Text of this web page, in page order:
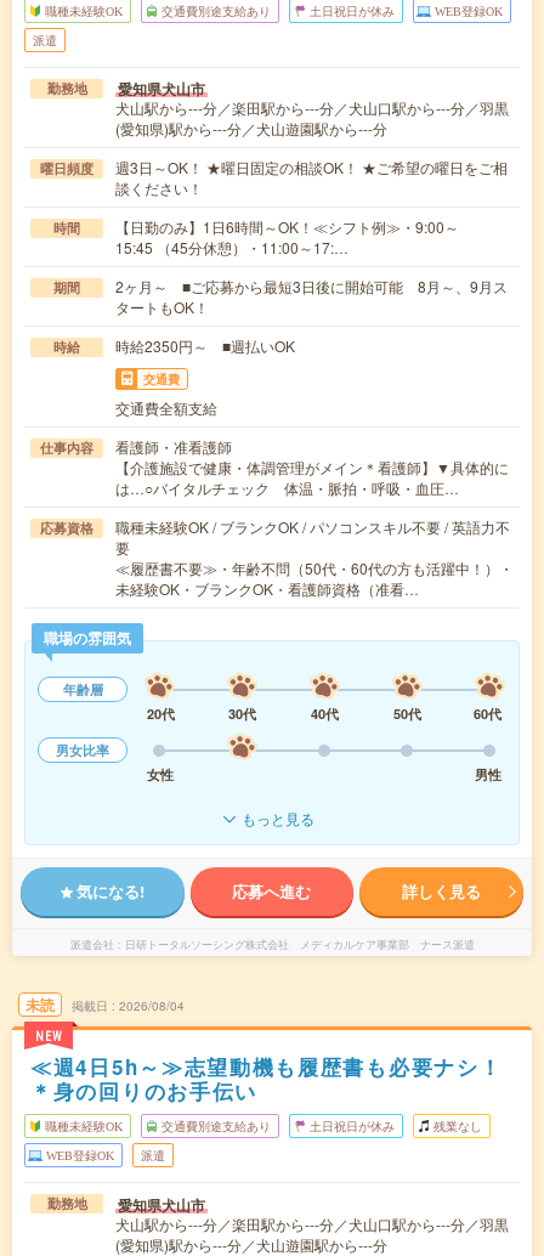
職種未経験OK 交通費別途支給あり 土日祝日が休み WEB登録OK
派遣
勤務地 愛知県犬山市
犬山駅から---分／楽田駅から---分／犬山口駅から---分／羽黒
(愛知県)駅から---分／犬山遊園駅から---分
曜日頻度
週3日～OK！ ★曜日固定の相談OK！ ★ご希望の曜日をご相
談ください！
時間
【日勤のみ】1日6時間～OK！≪シフト例≫・9:00～
15:45 （45分休憩）・11:00～17:…
期間
2ヶ月～ ■ご応募から最短3日後に開始可能 8月～、9月ス
タートもOK！
時給 時給2350円～ ■週払いOK
交通費
交通費全額支給
仕事内容
看護師・准看護師
【介護施設で健康・体調管理がメイン＊看護師】▼具体的に
は…○バイタルチェック 体温・脈拍・呼吸・血圧…
応募資格
職種未経験OK / ブランクOK / パソコンスキル不要 / 英語力不
要
≪履歴書不要≫・年齢不問（50代・60代の方も活躍中！）・
未経験OK・ブランクOK・看護師資格（准看…
職場の雰囲気
年齢層
20代
30代 40代 50代
60代
男女比率
女性
男性
もっと見る
気になる! 応募へ進む 詳しく見る
派遣会社 日研トータルソーシング株式会社 メディカルケア事業部 ナース派遣
未読
NEW
掲載日 2026/08/04
≪週4日5h～≫志望動機も履歴書も必要ナシ！
＊身の回りのお手伝い
職種未経験OK 交通費別途支給あり 土日祝日が休み 残業なし
WEB登録OK 派遣
勤務地 愛知県犬山市
犬山駅から---分／楽田駅から---分／犬山口駅から---分／羽黒
(愛知県)駅から---分／犬山遊園駅から---分